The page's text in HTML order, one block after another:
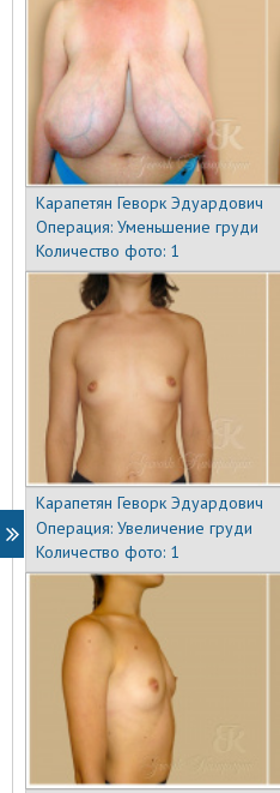
Карапетян Геворк Эдуардович
Операция:Уменьшение груди
Количество фото: 1
Карапетян Геворк Эдуардович
Операция:Увеличение груди
Количество фото: 1